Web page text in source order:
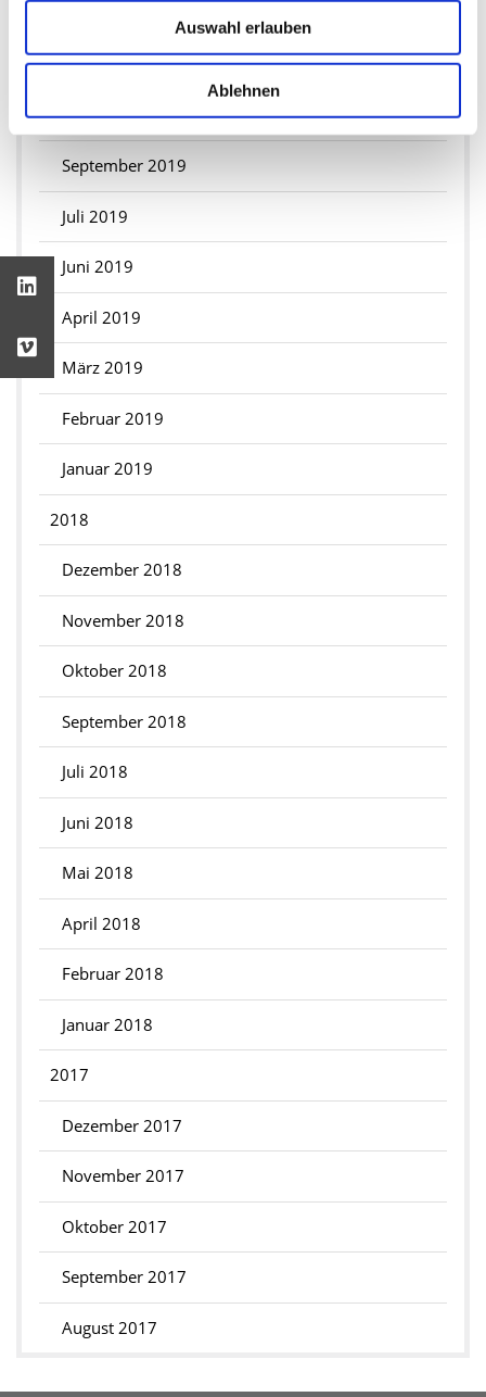
Auswahl erlauben
Ablehnen
November 2019
Oktober 2019
September 2019
Juli 2019
Juni 2019
April 2019
März 2019
Februar 2019
Januar 2019
2018
Dezember 2018
November 2018
Oktober 2018
September 2018
Juli 2018
Juni 2018
Mai 2018
April 2018
Februar 2018
Januar 2018
2017
Dezember 2017
November 2017
Oktober 2017
September 2017
August 2017